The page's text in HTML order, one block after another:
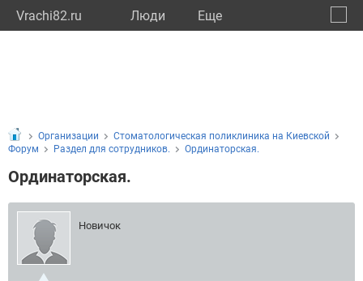
Vrachi82.ru Люди Eще
Организации
Стоматологическая поликлиника на Киевской
Форум
Раздел для сотрудников. Ординаторская.
Ординаторская.
Новичок